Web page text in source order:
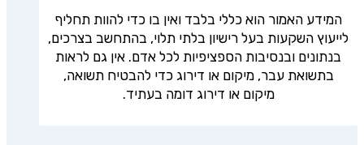
המידע האמור הוא כללי בלבד ואין בו כדי להוות תחליף
לייעוץ השקעות בעל רישיון בלתי תלוי, בהתחשב בצרכים,
בנתונים ובנסיבות הספציפיות לכל אדם. אין גם לראות
בתשואת עבר, מיקום או דירוג כדי להבטיח תשואה,
מיקום או דירוג דומה בעתיד.